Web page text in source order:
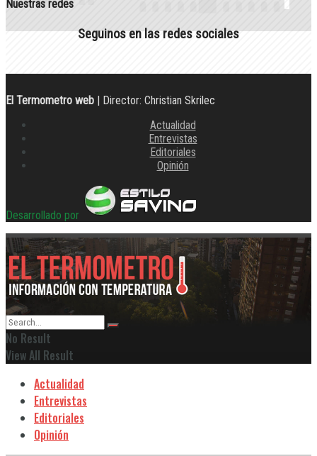
Nuestras redes
Seguinos en las redes sociales
El Termometro web | Director: Christian Skrilec
Actualidad
Entrevistas
Editoriales
Opinión
Desarrollado por
No Result
View All Result
Actualidad
Entrevistas
Editoriales
Opinión